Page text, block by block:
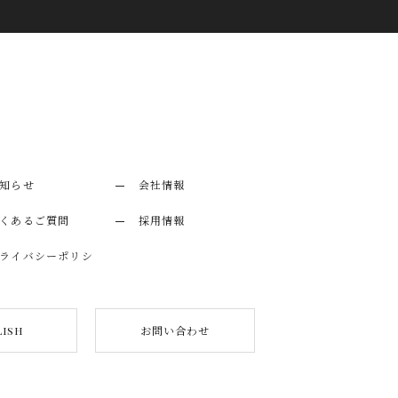
らせ 会社情報
あるご質問 採用情報
イバシーポリシ
お問い合わせ